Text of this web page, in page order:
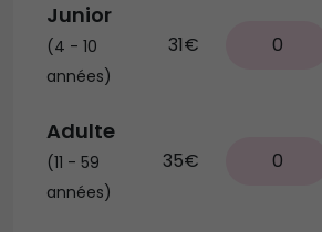
Junior
(4 - 10
années)
31€ 0
Adulte
(11 - 59
années)
35€ 0